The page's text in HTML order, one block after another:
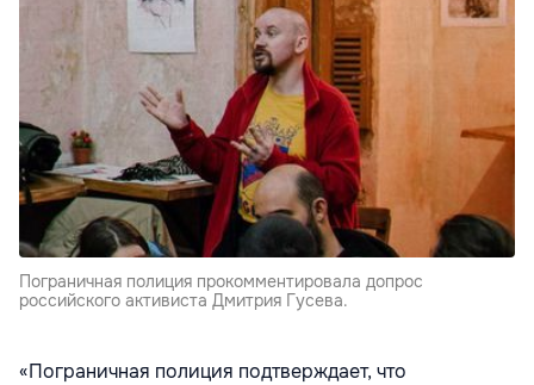
Пограничная полиция прокомментировала допрос
российского активиста Дмитрия Гусева.
«Пограничная полиция подтверждает, что